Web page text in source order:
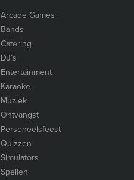
Arcade Games
Bands
Catering
DJ’s
Entertainment
Karaoke
Muziek
Ontvangst
Personeelsfeest
Quizzen
Simulators
Spellen